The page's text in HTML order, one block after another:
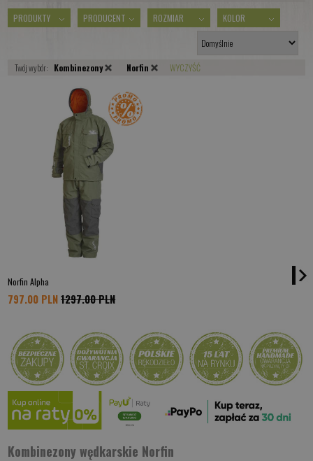
PRODUKTY PRODUCENT ROZMIAR KOLOR
Twój wybór: Kombinezony Norfin WYCZYŚĆ
Norfin Alpha
797.00 PLN 1297.00 PLN
Kombinezony wędkarskie Norfin